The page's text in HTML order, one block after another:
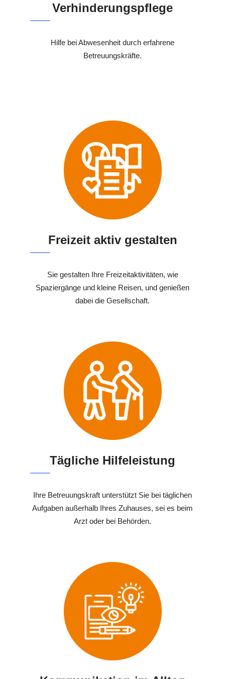
Verhinderungspflege
Hilfe bei Abwesenheit durch erfahrene
Betreuungskräfte.
Freizeit aktiv gestalten
Sie gestalten Ihre Freizeitaktivitäten, wie
Spaziergänge und kleine Reisen, und genießen
dabei die Gesellschaft.
Tägliche Hilfeleistung
Ihre Betreuungskraft unterstützt Sie bei täglichen
Aufgaben außerhalb Ihres Zuhauses, sei es beim
Arzt oder bei Behörden.